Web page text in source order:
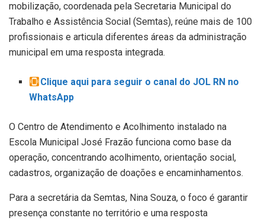
mobilização, coordenada pela Secretaria Municipal do
Trabalho e Assistência Social (Semtas), reúne mais de 100
profissionais e articula diferentes áreas da administração
municipal em uma resposta integrada.
Clique aqui para seguir o canal do JOL RN no
WhatsApp
O Centro de Atendimento e Acolhimento instalado na
Escola Municipal José Frazão funciona como base da
operação, concentrando acolhimento, orientação social,
cadastros, organização de doações e encaminhamentos.
Para a secretária da Semtas, Nina Souza, o foco é garantir
presença constante no território e uma resposta